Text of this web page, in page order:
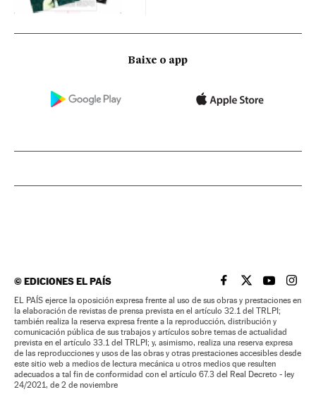
Baixe o app
©EDICIONES EL PAÍS EL PAÍS BRASIL EN
EL PAÍSEL PAÍS
EL
EL PAÍS ejerce la oposición expresa frente al uso de sus obras y prestaciones en
la elaboración de revistas de prensa prevista en el artículo 32.1 del TRLPI;
también realiza la reserva expresa frente a la reproducción, distribución y
comunicación pública de sus trabajos y artículos sobre temas de actualidad
prevista en el artículo 33.1 del TRLPI; y, asimismo, realiza una reserva expresa
de las reproducciones y usos de las obras y otras prestaciones accesibles desde
este sitio web a medios de lectura mecánica u otros medios que resulten
adecuados a tal fin de conformidad con el artículo 67.3 del Real Decreto - ley
24/2021, de 2 de noviembre